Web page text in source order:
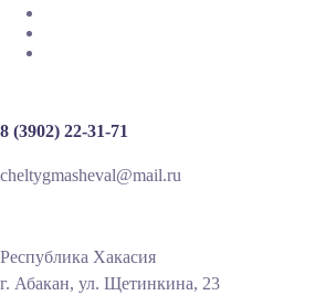
8 (3902) 22-31-71
cheltygmasheval@mail.ru
Республика Хакасия
г. Абакан, ул. Щетинкина, 23